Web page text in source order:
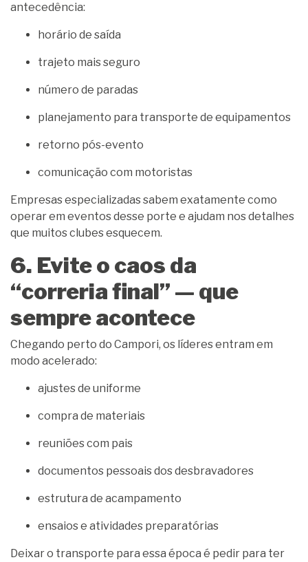
antecedência:
horário de saída
trajeto mais seguro
número de paradas
planejamento para transporte de equipamentos
retorno pós-evento
comunicação com motoristas
Empresas especializadas sabem exatamente como
operar em eventos desse porte e ajudam nos detalhes
que muitos clubes esquecem.
6. Evite o caos da
“correria final” — que
sempre acontece
Chegando perto do Campori, os líderes entram em
modo acelerado:
ajustes de uniforme
compra de materiais
reuniões com pais
documentos pessoais dos desbravadores
estrutura de acampamento
ensaios e atividades preparatórias
Deixar o transporte para essa época é pedir para ter